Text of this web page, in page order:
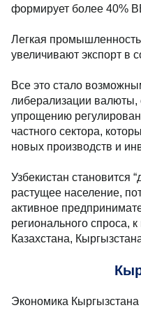
формирует более 40%
Легкая
увеличивают экспорт в
Все это стало
либерализации валюты,
упрощению
частного сектора,
новых производств и
Узбекистан становится
растущее население,
активное
регионального спроса,
Казахстана,
Экономика